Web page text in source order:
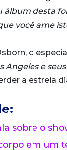
álbum desta
você ame
o
e
a estreia
sobre o
em um